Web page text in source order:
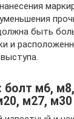
быть
и
выступа.
болт м6,
м27, м30